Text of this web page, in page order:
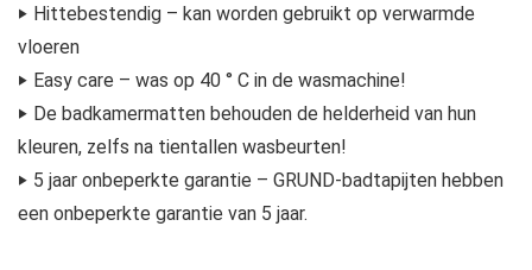
‣ Hittebestendig – kan worden gebruikt op verwarmde
vloeren
‣ Easy care – was op 40 ° C in de wasmachine!
‣ De badkamermatten behouden de helderheid van hun
kleuren, zelfs na tientallen wasbeurten!
‣ 5 jaar onbeperkte garantie – GRUND-badtapijten hebben
een onbeperkte garantie van 5 jaar.